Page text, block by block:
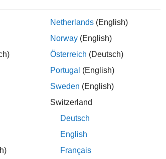
속도를 추정합니다. 칼만 필터의 플랜트 모
차량의 위치와 속도를 추정하려고 합니다. 차
아니라 모든 물체에 사용할 수 있는 다목적
Netherlands (English)
Norway (English)
Österreich (Deutsch)
Portugal (English)
Sweden (English)
Switzerland
Deutsch
English
Français